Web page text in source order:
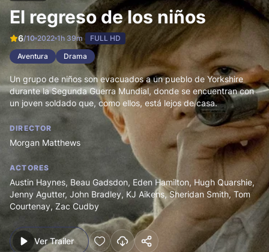
El regreso de los niños
6/10 2022 1h 39m
FULL HD
Aventura
Drama
Un grupo de niños son evacuados a un pueblo de Yorkshire
durante la Segunda Guerra Mundial, donde se encuentran con
un joven soldado que, como ellos, está lejos de casa.
DIRECTOR
Morgan Matthews
ACTORES
Austin Haynes, Beau Gadsdon, Eden Hamilton, Hugh Quarshie,
Jenny Agutter, John Bradley, KJ Aikens,Sheridan Smith,Tom
Courtenay, Zac Cudby
Ver Trailer